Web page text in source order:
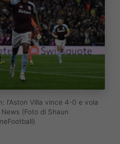
l'Aston Villa vince 4-0 e vola
(Foto di Shaun